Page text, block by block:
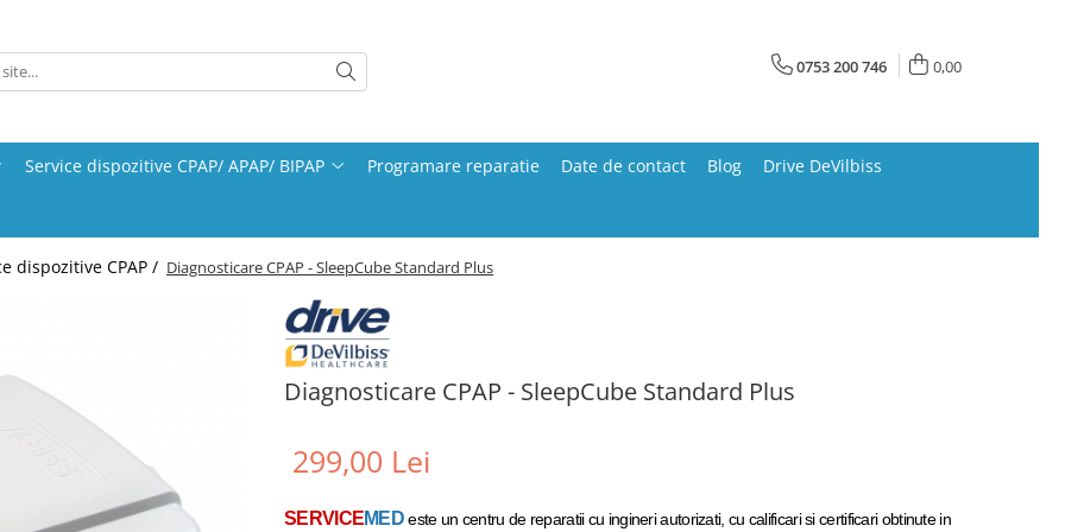
0753 200 746 0,00
Service dispozitive CPAP/ APAP/ BIPAP Programare reparatie Date de contact Blog Drive DeVilbiss
dispozitive CPAP / Diagnosticare CPAP - SleepCube Standard Plus
Diagnosticare CPAP - SleepCube Standard Plus
299,00 Lei
SERVICEMED este un centru de reparatii cu ingineri autorizati, cu calificari si certificari obtinute in